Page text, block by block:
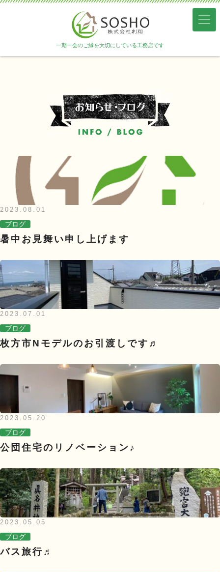
一期一会のご縁を大切にしている工務店です
2023.08.01
ブログ
暑中お見舞い申し上げます
2023.07.01
ブログ
枚方市Nモデルのお引渡しです♬
2023.05.20
ブログ
公団住宅のリノベーション♪
2023.05.05
ブログ
バス旅行♬